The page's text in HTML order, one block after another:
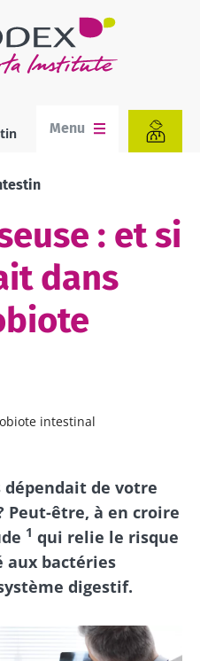
Menu
: et si
dans
intestinal
dépendait de votre
être, à en croire
1 qui relie le risque
bactéries
digestif.